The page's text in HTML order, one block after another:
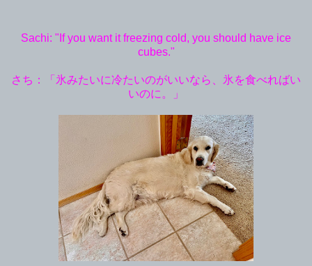
Sachi: "If you want it freezing cold, you should have ice
cubes."
さち：「氷みたいに冷たいのがいいなら、氷を食べればい
いのに。」